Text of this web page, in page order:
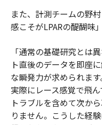
また、計測チームの野
感こそがLPARの醍醐味
「通常の基礎研究とは
ト直後のデータを即座
な瞬発力が求められま
実際にレース感覚で飛ん
トラブルを含めて次か
りません。こうした経